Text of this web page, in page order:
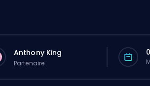
Anthony King
Partenaire